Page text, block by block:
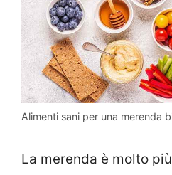
Alimenti sani per una merenda
La merenda è molto